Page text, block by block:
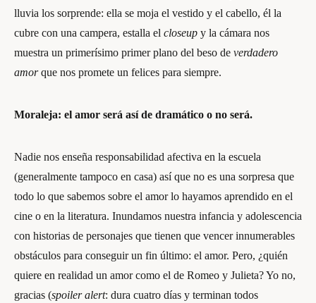
lluvia los sorprende: ella se moja el vestido y el cabello, él la
cubre con una campera, estalla el closeup y la cámara nos
muestra un primerísimo primer plano del beso de verdadero
amorque nos promete un felices para siempre.
Moraleja: el amor será así de dramático o no será.
Nadie nos enseña responsabilidad afectiva en la escuela
(generalmente tampoco en casa) así que no es una sorpresa que
todo lo que sabemos sobre el amor lo hayamos aprendido en el
cine o en la literatura. Inundamos nuestra infancia y adolescencia
con historias de personajes que tienen que vencer innumerables
obstáculos para conseguir un fin último: el amor. Pero, ¿quién
quiere en realidad un amor como el de Romeo y Julieta? Yo no,
gracias (spoiler alert: dura cuatro días y terminan todos